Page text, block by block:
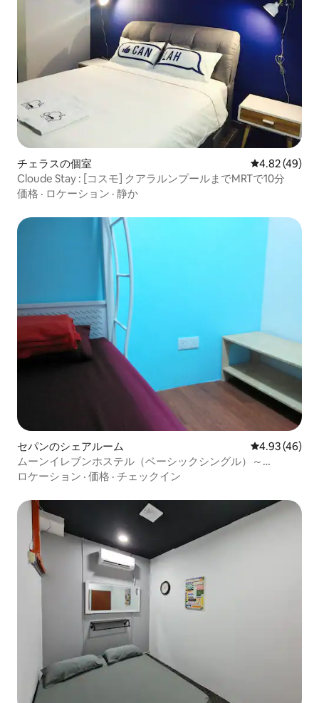
チェラスの個室 レビュー49
4.82 (49)
Cloude Stay : [コスモ] クアラルンプールまでMRTで10分
価格 · ロケーション · 静か
セパンのシェアルーム レビュー46
4.93 (46)
ムーンイレブンホステル（ベーシックシングル）～
KLIA&KLIA 2
ロケーション · 価格 · チェックイン